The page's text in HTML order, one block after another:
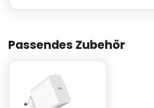
Passendes Zubehör